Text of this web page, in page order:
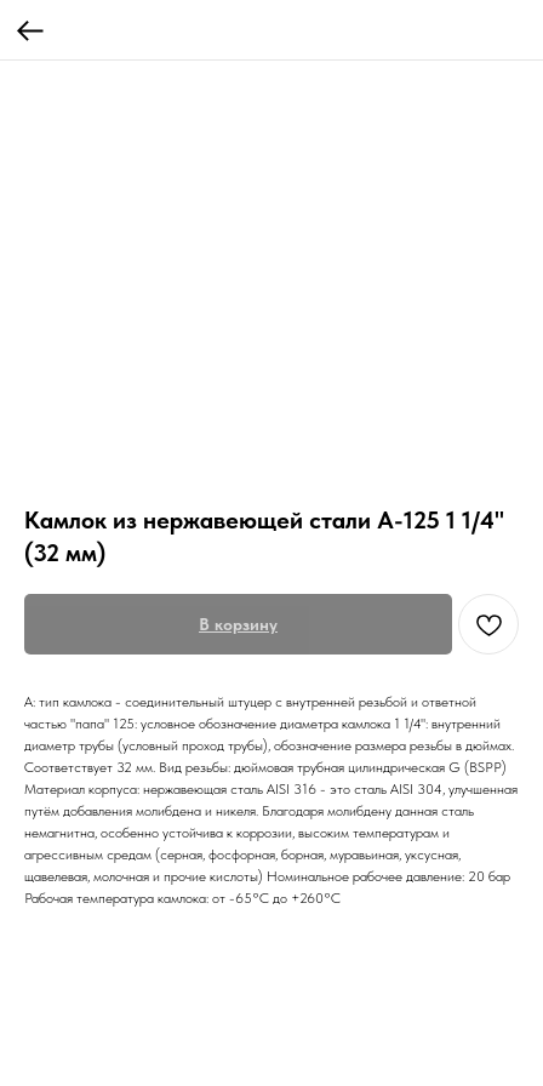
Камлок из нержавеющей стали A-125 1 1/4"
(32 мм)
В корзину
А: тип камлока - соединительный штуцер с внутренней резьбой и ответной
частью "папа" 125: условное обозначение диаметра камлока 1 1/4": внутренний
диаметр трубы (условный проход трубы), обозначение размера резьбы в дюймах.
Соответствует 32 мм. Вид резьбы: дюймовая трубная цилиндрическая G (BSPP)
Материал корпуса: нержавеющая сталь AISI 316 - это сталь AISI 304, улучшенная
путём добавления молибдена и никеля. Благодаря молибдену данная сталь
немагнитна, особенно устойчива к коррозии, высоким температурам и
агрессивным средам (серная, фосфорная, борная, муравьиная, уксусная,
щавелевая, молочная и прочие кислоты) Номинальное рабочее давление: 20 бар
Рабочая температура камлока: от -65°C до +260°C